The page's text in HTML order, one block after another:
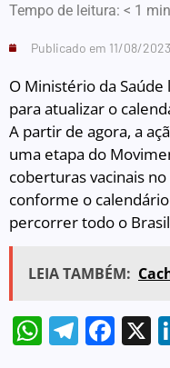
Tempo de leitura: < 1
Publicado em 11/08/2023
O Ministério da
para atualizar o
A partir de agora, a
uma etapa do
coberturas vacinais
conforme o
percorrer todo o
LEIA TAMBÉM:
X